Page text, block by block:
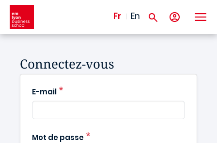
Aller au contenu principal
Fr En
Connectez-vous
E-mail
Mot de passe